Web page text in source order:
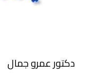
دكتور عمرو جمال